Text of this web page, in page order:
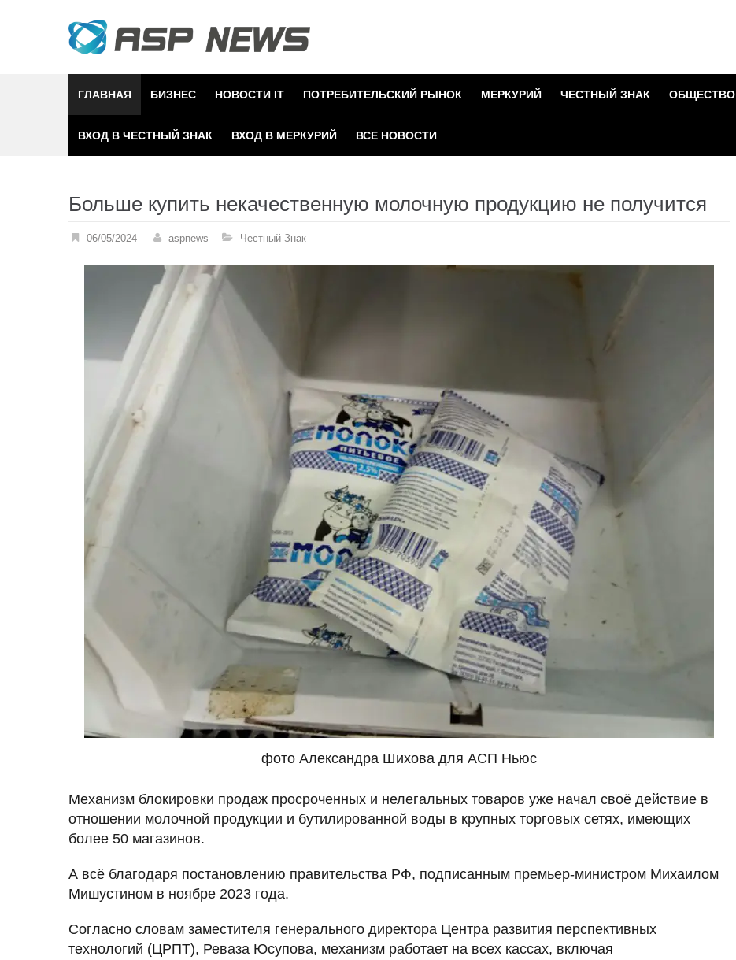
ГЛАВНАЯ БИЗНЕС НОВОСТИ IT ПОТРЕБИТЕЛЬСКИЙ РЫНОК МЕРКУРИЙ ЧЕСТНЫЙ ЗНАК ОБЩЕСТВО
ВХОД В ЧЕСТНЫЙ ЗНАК ВХОД В МЕРКУРИЙ ВСЕ НОВОСТИ
Больше купить некачественную молочную продукцию не получится
06/05/2024 aspnews Честный Знак
фото Александра Шихова для АСП Ньюс
Механизм блокировки продаж просроченных и нелегальных товаров уже начал своё действие в
отношении молочной продукции и бутилированной воды в крупных торговых сетях, имеющих
более 50 магазинов.
А всё благодаря постановлению правительства РФ, подписанным премьер-министром Михаилом
Мишустином в ноябре 2023 года.
Согласно словам заместителя генерального директора Центра развития перспективных
технологий (ЦРПТ), Реваза Юсупова, механизм работает на всех кассах, включая